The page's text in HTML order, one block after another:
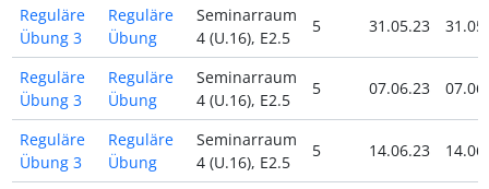
Reguläre
Übung 3
Reguläre
Übung
Seminarraum
4 (U.16), E2.5
5 31.05.23
Reguläre
Übung 3
Reguläre
Übung
Seminarraum
4 (U.16), E2.5
5 07.06.23
Reguläre
Übung 3
Reguläre
Übung
Seminarraum
4 (U.16), E2.5
5 14.06.23